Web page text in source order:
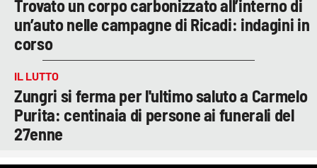
Trovato un corpo carbonizzato all’interno di
un’auto nelle campagne di Ricadi: indagini in
corso
IL LUTTO
Zungri si ferma per l'ultimo saluto a Carmelo
Purita: centinaia di persone ai funerali del
27enne